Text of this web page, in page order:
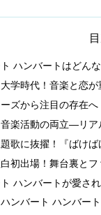
ハンバートはどん
学時代！音楽と恋
ズから注目の存在
楽活動の両立—リア
歌に抜擢！『ばけ
初出場！舞台裏と
ハンバートが愛さ
ンバート ハンバー